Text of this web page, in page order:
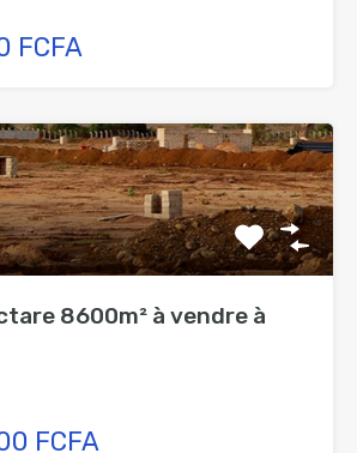
FCFA
8600m² à vendre à
FCFA